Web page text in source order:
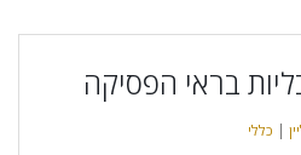
בראי הפסיקה
| כללי